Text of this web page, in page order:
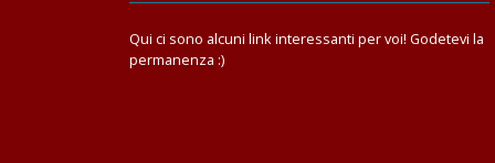
Qui ci sono alcuni link interessanti per voi! Godetevi la
permanenza :)